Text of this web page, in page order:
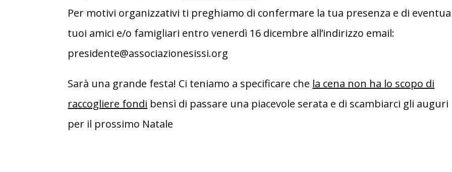
Per motivi organizzativi ti preghiamo di confermare la tua presenza e di
tuoi amici e/o famigliari entro venerdì 16 dicembre all’indirizzo email:
presidente@associazionesissi.org
Sarà una grande festa! Ci teniamo a specificare che la cena non ha lo scopo di
raccogliere fondi bensì di passare una piacevole serata e di scambiarci gli auguri
per il prossimo Natale